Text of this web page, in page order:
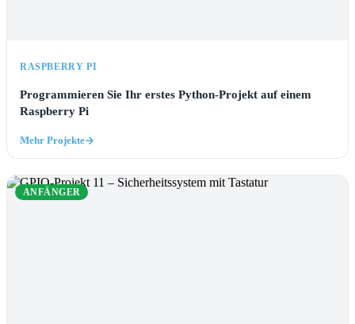
RASPBERRY PI
Programmieren Sie Ihr erstes Python-Projekt auf einem
Raspberry Pi
Mehr Projekte
ANFÄNGER